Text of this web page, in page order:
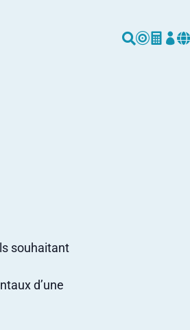
  
souhaitant
d’une